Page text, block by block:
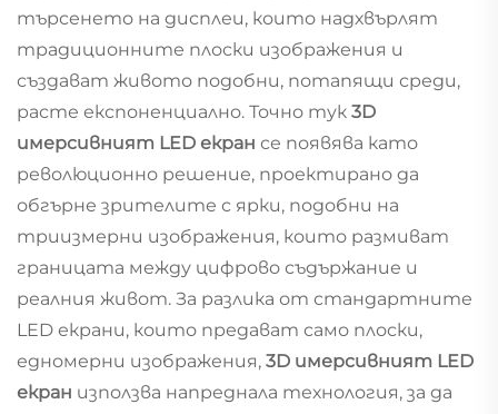
търсенето на дисплеи, които надхвърлят
традиционните плоски изображения и
създават живото подобни, потапящи среди,
расте експоненциално. Точно тук 3D
имерсивният LED екран се появява като
революционно решение, проектирано да
обгърне зрителите с ярки, подобни на
триизмерни изображения, които размиват
границата между цифрово съдържание и
реалния живот. За разлика от стандартните
LED екрани, които предават само плоски,
едномерни изображения, 3D имерсивният LED
екран използва напреднала технология, за да